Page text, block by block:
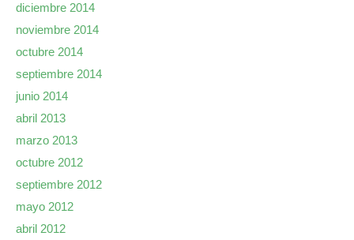
diciembre 2014
noviembre 2014
octubre 2014
septiembre 2014
junio 2014
abril 2013
marzo 2013
octubre 2012
septiembre 2012
mayo 2012
abril 2012